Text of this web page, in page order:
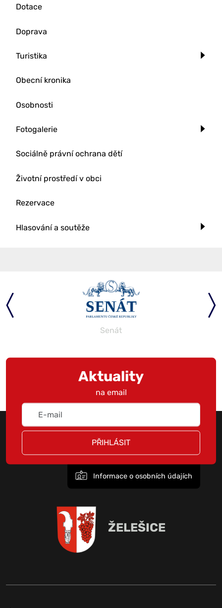
Dotace
Doprava
Turistika
Obecní kronika
Osobnosti
Fotogalerie
Sociálně právní ochrana dětí
Životní prostředí v obci
Rezervace
Hlasování a soutěže
Senát
Aktuality
na email
PŘIHLÁSIT
Informace o osobních údajích
ŽELEŠICE